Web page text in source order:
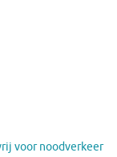
voor noodverkeer